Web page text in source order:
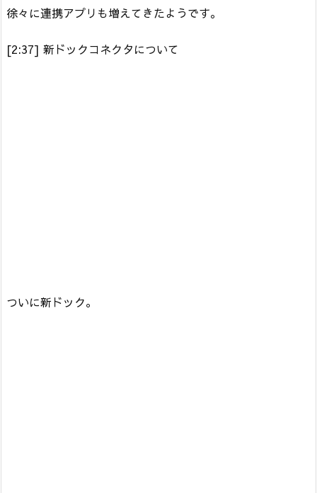
徐々に連携アプリも増えてきたようです。
[2:37] 新ドックコネクタについて
ついに新ドック。